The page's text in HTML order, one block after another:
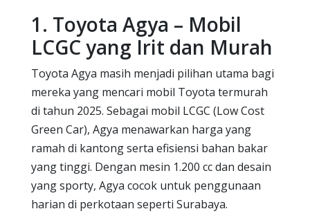
1. Toyota Agya – Mobil
LCGC yang Irit dan Murah
Toyota Agya masih menjadi pilihan utama bagi
mereka yang mencari mobil Toyota termurah
di tahun 2025. Sebagai mobil LCGC (Low Cost
Green Car), Agya menawarkan harga yang
ramah di kantong serta efisiensi bahan bakar
yang tinggi. Dengan mesin 1.200 cc dan desain
yang sporty, Agya cocok untuk penggunaan
harian di perkotaan seperti Surabaya.